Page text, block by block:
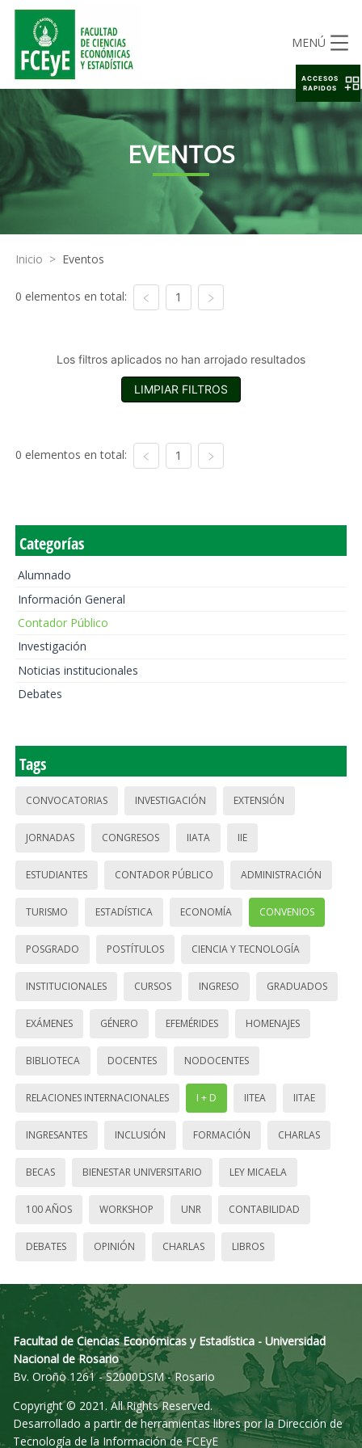
MENÚ
EVENTOS
Inicio > Eventos
0 elementos en total: 1
Los filtros aplicados no han arrojado resultados
LIMPIAR FILTROS
0 elementos en total: 1
Categorías
Alumnado
Información General
Contador Público
Investigación
Noticias institucionales
Debates
Tags
CONVOCATORIAS INVESTIGACIÓN EXTENSIÓN
JORNADAS CONGRESOS IIATA IIE
ESTUDIANTES CONTADOR PÚBLICO ADMINISTRACIÓN
TURISMO ESTADÍSTICA ECONOMÍA CONVENIOS
POSGRADO POSTÍTULOS CIENCIA Y TECNOLOGÍA
INSTITUCIONALES CURSOS INGRESO GRADUADOS
EXÁMENES GÉNERO EFEMÉRIDES HOMENAJES
BIBLIOTECA DOCENTES NODOCENTES
RELACIONES INTERNACIONALES I + D IITEA IITAE
INGRESANTES INCLUSIÓN FORMACIÓN CHARLAS
BECAS BIENESTAR UNIVERSITARIO LEY MICAELA
100 AÑOS WORKSHOP UNR CONTABILIDAD
DEBATES OPINIÓN CHARLAS LIBROS
Facultad de Ciencias Económicas y Estadística - Universidad
Nacional de Rosario
Bv. Oroño 1261 - S2000DSM - Rosario
Copyright © 2021. All Rights Reserved.
Desarrollado a partir de herramientas libres por la Dirección de
Tecnología de la Información de FCEyE
ACCESOS
RAPIDOS